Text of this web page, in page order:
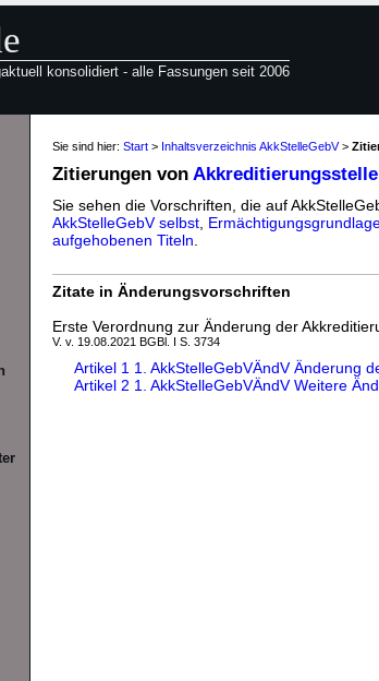
konsolidiert - alle Fassungen seit 2006
Sie sind hier: Start > Inhaltsverzeichnis AkkStelleGebV>
Zitierungen von
Sie sehen die Vorschriften, die auf
AkkStelleGebV selbst
aufgehobenen Titeln
Zitate in Änderungsvorschriften
Erste Verordnung zur Änderung der
V. v. 19.08.2021 BGBl. I S. 3734
Artikel 1 1. AkkStelleGebVÄndV Änderung
Artikel 2 1. AkkStelleGebVÄndV Weitere